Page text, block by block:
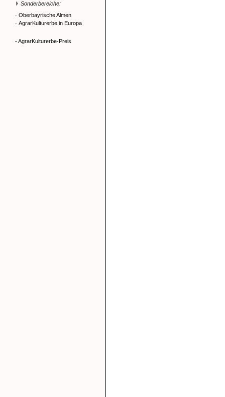
Sonderbereiche:
· Oberbayrische Almen
· AgrarKulturerbe in Europa
- AgrarKulturerbe-Preis